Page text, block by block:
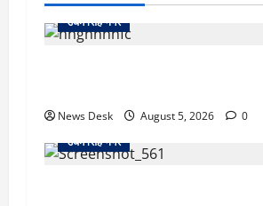
उधम सिंह नगर
News Desk August 5, 2026
0
उधम सिंह नगर